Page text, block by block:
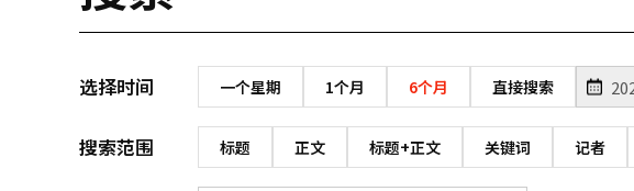
选择时间 一个星期 1个月 6个月 直接搜索
搜索范围 标题 正文 标题+正文 关键词 记者